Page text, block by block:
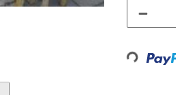
Loading...